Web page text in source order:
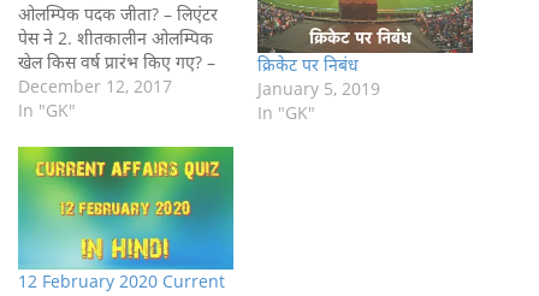
ओलम्पिक पदक जीता? – लिएंटर
पेस ने 2. शीतकालीन ओलम्पिक
खेल किस वर्ष प्रारंभ किए गए? –
1924 ई. में 3. ‘नेटवेस्ट ट्राफी’ किस
खेल से संबंधित है? – क्रिकेट से 4.
खिलाड़ियों की संख्या…
December 12, 2017
In "GK"
क्रिकेट पर निबंध
January 5, 2019
In "GK"
12 February 2020 Current